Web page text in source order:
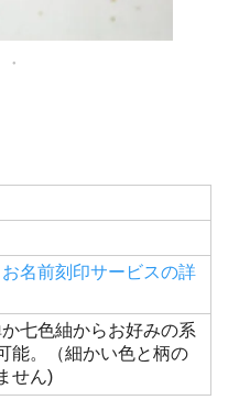
名前刻印サービスの詳
七色紬からお好みの系
能。（細かい色と柄の
せん)